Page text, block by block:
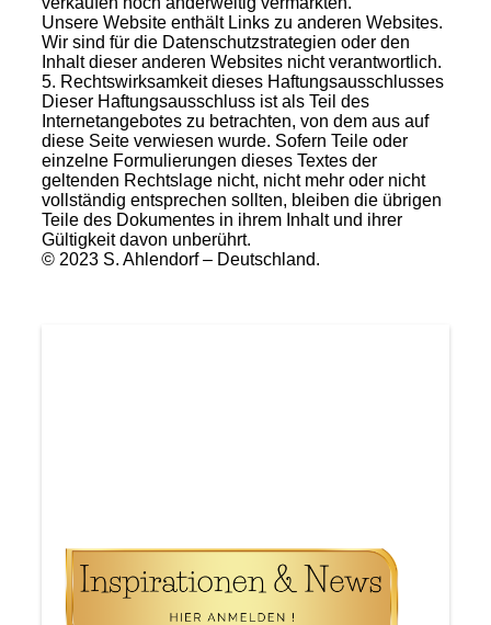
Unsere Website enthält Links zu anderen Websites.
Wir sind für die Datenschutzstrategien oder den
Inhalt dieser anderen Websites nicht verantwortlich.
5. Rechtswirksamkeit dieses Haftungsausschlusses
Dieser Haftungsausschluss ist als Teil des
Internetangebotes zu betrachten, von dem aus auf
diese Seite verwiesen wurde. Sofern Teile oder
einzelne Formulierungen dieses Textes der
geltenden Rechtslage nicht, nicht mehr oder nicht
vollständig entsprechen sollten, bleiben die übrigen
Teile des Dokumentes in ihrem Inhalt und ihrer
Gültigkeit davon unberührt.
© 2023 S. Ahlendorf – Deutschland.